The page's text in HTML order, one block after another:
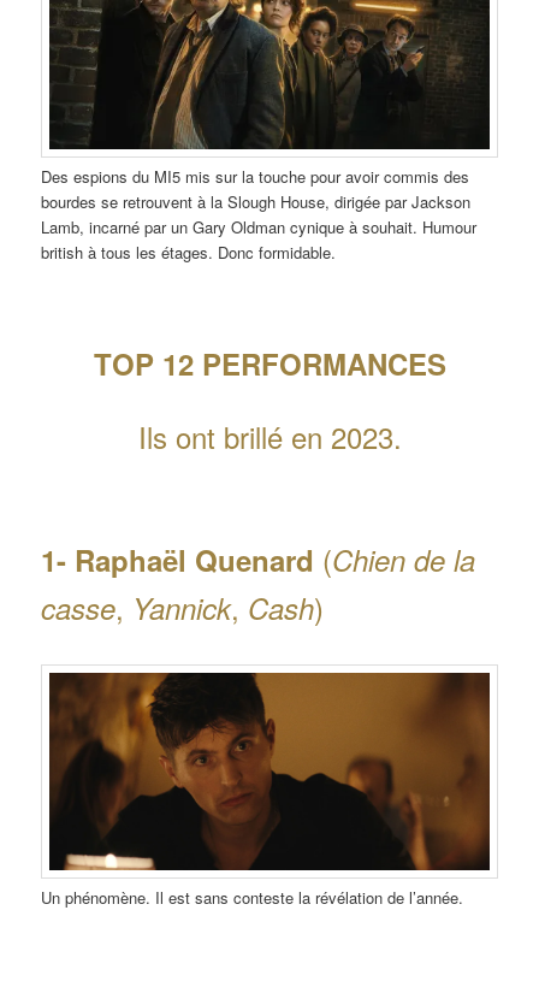
Des espions du MI5 mis sur la touche pour avoir commis des
bourdes se retrouvent à la Slough House, dirigée par Jackson
Lamb, incarné par un Gary Oldman cynique à souhait. Humour
british à tous les étages. Donc formidable.
TOP 12 PERFORMANCES
Ils ont brillé en 2023.
1- Raphaël Quenard (Chien de la
casse, Yannick, Cash)
Un phénomène. Il est sans conteste la révélation de l’année.